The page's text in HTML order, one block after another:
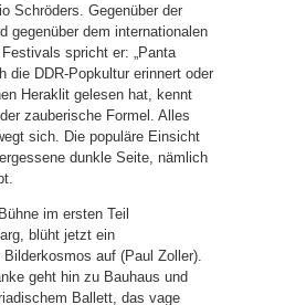
Schröders. Gegenüber der
gegenüber dem internationalen
spricht er: „Panta
die DDR-Popkultur erinnert oder
Heraklit gelesen hat, kennt
zauberische Formel. Alles
sich. Die populäre Einsicht
dunkle Seite, nämlich
im ersten Teil
blüht jetzt ein
auf (Paul Zoller).
geht hin zu Bauhaus und
Ballett, das vage